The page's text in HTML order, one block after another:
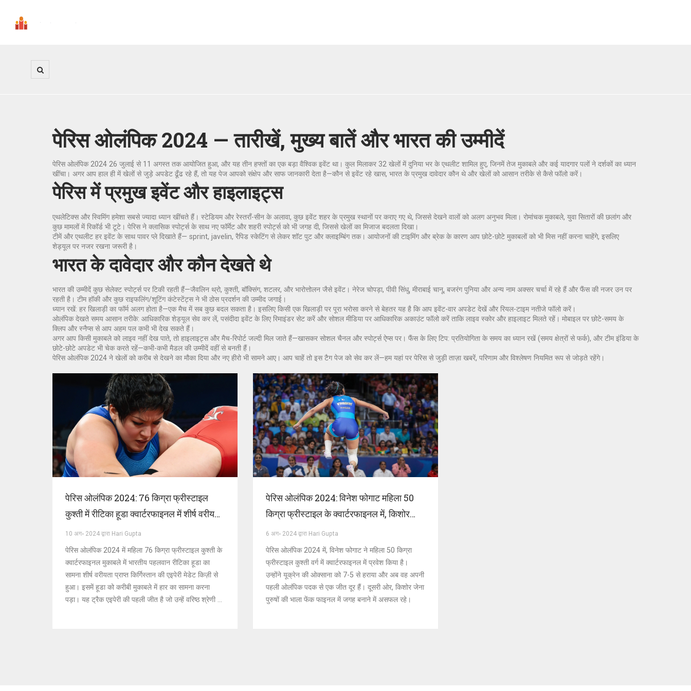
पेरिस ओलंपिक 2024 — तारीखें, मुख्य बातें और भारत की उम्मीदें
पेरिस ओलंपिक 2024 26 जुलाई से 11 अगस्त तक आयोजित हुआ, और यह तीन हफ्तों का एक बड़ा वैश्विक इवेंट था। कुल मिलाकर 32 खेलों में दुनिया भर के एथलीट शामिल हुए, जिनमें तेज मुकाबले और कई यादगार पलों ने दर्शकों का ध्यान
खींचा। अगर आप हाल ही में खेलों से जुड़े अपडेट ढूँढ रहे हैं, तो यह पेज आपको संक्षेप और साफ जानकारी देता है—कौन से इवेंट रहे खास, भारत के प्रमुख दावेदार कौन थे और खेलों को आसान तरीके से कैसे फॉलो करें।
पेरिस में प्रमुख इवेंट और हाइलाइट्स
एथलेटिक्स और स्विमिंग हमेशा सबसे ज्यादा ध्यान खींचते हैं। स्टेडियम और रेस्तराँ-सीन के अलावा, कुछ इवेंट शहर के प्रमुख स्थानों पर कराए गए थे, जिससे देखने वालों को अलग अनुभव मिला। रोमांचक मुकाबले, युवा सितारों की छलांग और
कुछ मामलों में रिकॉर्ड भी टूटे। पेरिस ने क्लासिक स्पोर्ट्स के साथ नए फॉर्मेट और शहरी स्पोर्ट्स को भी जगह दी, जिससे खेलों का मिजाज बदलता दिखा।
टीमें और एथलीट हर इवेंट के साथ पावर प्ले दिखाते हैं— sprint, javelin, रैपिड स्केटिंग से लेकर शॉट पुट और क्लाइम्बिंग तक। आयोजनों की टाइमिंग और ब्रेक के कारण आप छोटे-छोटे मुकाबलों को भी मिस नहीं करना चाहेंगे, इसलिए
शेड्यूल पर नजर रखना जरूरी है।
भारत के दावेदार और कौन देखते थे
भारत की उम्मीदें कुछ सेलेक्ट स्पोर्ट्स पर टिकी रहती हैं—जैवलिन थ्रो, कुश्ती, बॉक्सिंग, शटलर, और भारोत्तोलन जैसे इवेंट। नेरेज चोपड़ा, पीवी सिंधु, मीराबाई चानू, बजरंग पुनिया और अन्य नाम अक्सर चर्चा में रहे हैं और फैंस की नजर उन पर
रहती है। टीम हॉकी और कुछ राइफलिंग/शूटिंग कंटेस्टेंट्स ने भी ठोस प्रदर्शन की उम्मीद जगाई।
ध्यान रखें: हर खिलाड़ी का फॉर्म अलग होता है—एक मैच में सब कुछ बदल सकता है। इसलिए किसी एक खिलाड़ी पर पूरा भरोसा करने से बेहतर यह है कि आप इवेंट-वार अपडेट देखें और रियल-टाइम नतीजे फॉलो करें।
ओलंपिक देखते समय आसान तरीके: आधिकारिक शेड्यूल सेव कर लें, पसंदीदा इवेंट के लिए रिमाइंडर सेट करें और सोशल मीडिया पर आधिकारिक अकाउंट फॉलो करें ताकि लाइव स्कोर और हाइलाइट मिलते रहें। मोबाइल पर छोटे-समय के
क्लिप और स्नैप्स से आप अहम पल कभी भी देख सकते हैं।
अगर आप किसी मुकाबले को लाइव नहीं देख पाते, तो हाइलाइट्स और मैच-रिपोर्ट जल्दी मिल जाते हैं—खासकर सोशल चैनल और स्पोर्ट्स ऐप्स पर। फैंस के लिए टिप: प्रतियोगिता के समय का ध्यान रखें (समय क्षेत्रों से फर्क), और टीम इंडिया के
छोटे-छोटे अपडेट भी चेक करते रहें—कभी-कभी मैडल की उम्मीदें वहीं से बनती हैं।
पेरिस ओलंपिक 2024 ने खेलों को करीब से देखने का मौका दिया और नए हीरो भी सामने आए। आप चाहें तो इस टैग पेज को सेव कर लें—हम यहां पर पेरिस से जुड़ी ताज़ा खबरें, परिणाम और विश्लेषण नियमित रूप से जोड़ते रहेंगे।
पेरिस ओलंपिक 2024: 76 किग्रा फ्रीस्टाइल
कुश्ती में रीटिका हूडा क्वार्टरफाइनल में शीर्ष वरीयता
प्राप्त एइपेरी मेडेट किज़ी से हारीं
10 अग॰ 2024 द्वारा Hari Gupta
पेरिस ओलंपिक 2024 में महिला 76 किग्रा फ्रीस्टाइल कुश्ती के
क्वार्टरफाइनल मुकाबले में भारतीय पहलवान रीटिका हूडा का
सामना शीर्ष वरीयता प्राप्त किर्गिस्तान की एइपेरी मेडेट किज़ी से
हुआ। इसमें हूडा को करीबी मुकाबले में हार का सामना करना
पड़ा। यह ट्रैक एइपेरी की पहली जीत है जो उन्हें वरिष्ठ श्रेणी में
पेरिस ओलंपिक 2024: विनेश फोगाट महिला 50
किग्रा फ्रीस्टाइल के क्वार्टरफाइनल में, किशोर
जेना पुरुष भाला फेंक फाइनल में असफल
6 अग॰ 2024 द्वारा Hari Gupta
पेरिस ओलंपिक 2024 में, विनेश फोगाट ने महिला 50 किग्रा
फ्रीस्टाइल कुश्ती वर्ग में क्वार्टरफाइनल में प्रवेश किया है।
उन्होंने यूक्रेन की ओक्साना को 7-5 से हराया और अब वह अपनी
पहली ओलंपिक पदक से एक जीत दूर हैं। दूसरी ओर, किशोर जेना
पुरुषों की भाला फेंक फाइनल में जगह बनाने में असफल रहे।